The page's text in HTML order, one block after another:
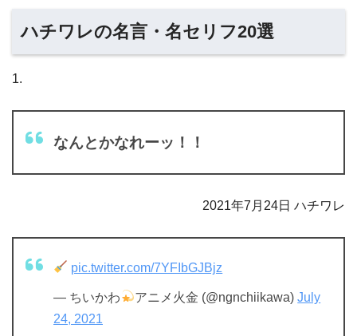
ハチワレの名言・名セリフ20選
1.
なんとかなれーッ！！
2021年7月24日 ハチワレ
pic.twitter.com/7YFIbGJBjz
— ちいかわ アニメ火金 (@ngnchiikawa)July
24, 2021